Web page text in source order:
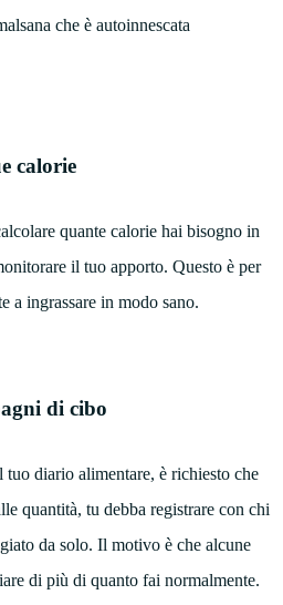
che è autoinnescata
calorie
quante calorie hai bisogno in
il tuo apporto. Questo è per
a ingrassare in modo sano.
di cibo
diario alimentare, è richiesto che
quantità, tu debba registrare con chi
da solo. Il motivo è che alcune
di più di quanto fai normalmente.